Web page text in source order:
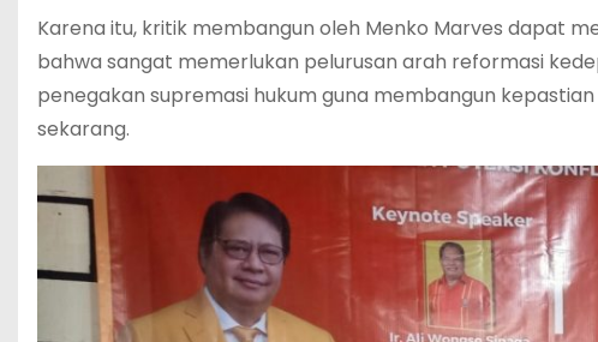
Karena itu, kritik membangun oleh Menko Marves dapat
bahwa sangat memerlukan pelurusan arah reformasi
penegakan supremasi hukum guna membangun
sekarang.